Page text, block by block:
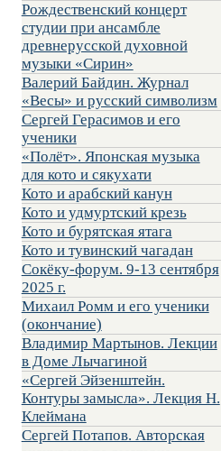
Рождественский концерт
студии при ансамбле
древнерусской духовной
музыки «Сирин»
Валерий Байдин. Журнал
«Весы» и русский символизм
Сергей Герасимов и его
ученики
«Полёт». Японская музыка
для кото и сякухати
Кото и арабский канун
Кото и удмуртский крезь
Кото и бурятская ятага
Кото и тувинский чагадан
Сокёку-форум. 9-13 сентября
2025 г.
Михаил Ромм и его ученики
(окончание)
Владимир Мартынов. Лекции
в Доме Лычагиной
«Сергей Эйзенштейн.
Контуры замысла». Лекция Н.
Клеймана
Сергей Потапов. Авторская